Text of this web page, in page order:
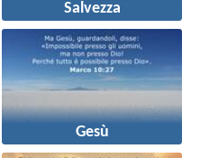
Salvezza
Gesù